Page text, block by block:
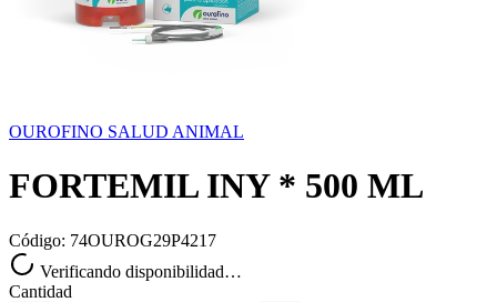
OUROFINO SALUD ANIMAL
FORTEMIL INY * 500 ML
Código: 74OUROG29P4217
Verificando disponibilidad…
Cantidad